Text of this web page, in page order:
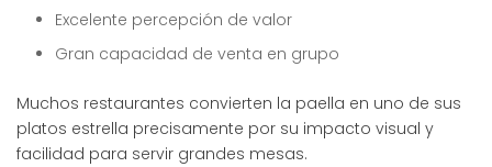
Excelente percepción de valor
Gran capacidad de venta en grupo
Muchos restaurantes convierten la paella en uno de sus
platos estrella precisamente por su impacto visual y
facilidad para servir grandes mesas.